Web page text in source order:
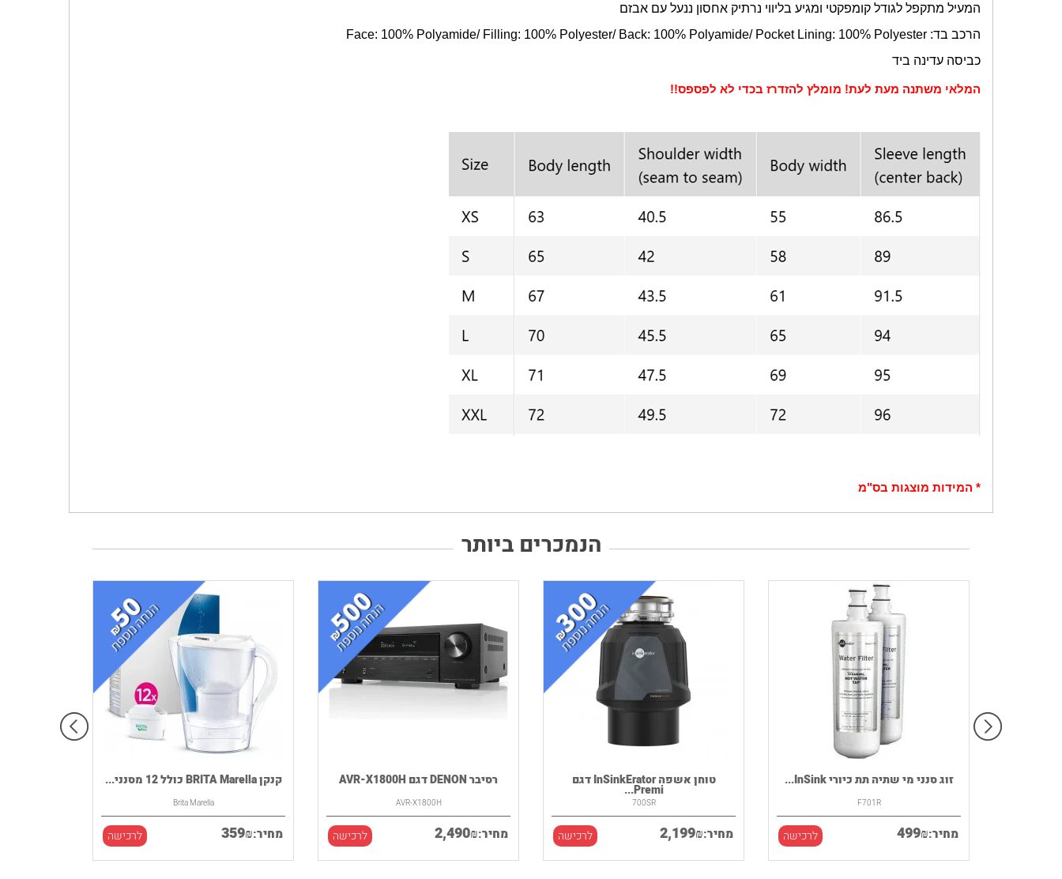
המעיל מתקפל לגודל קומפקטי ומגיע בליווי נרתיק אחסון ננעל עם אבזם
הרכב בד: Face: 100% Polyamide/ Filling: 100% Polyester/ Back: 100% Polyamide/ Pocket Lining: 100% Polyester
כביסה עדינה ביד
המלאי משתנה מעת לעת! מומלץ להזדרז בכדי לא לפספס!!
* המידות מוצגות בס"מ
הנמכרים ביותר
קנקן BRITA Marella כולל 12 מסנני...
Brita Marella
מחיר: 359₪ לרכישה
רסיבר DENON דגם AVR-X1800H
AVR-X1800H
מחיר: 2,490₪ לרכישה
טוחן אשפה InSinkErator דגם
Premi...
700SR
מחיר: 2,199₪ לרכישה
זוג סנני מי שתיה תת כיורי InSink...
F701R
מחיר: 499₪ לרכישה